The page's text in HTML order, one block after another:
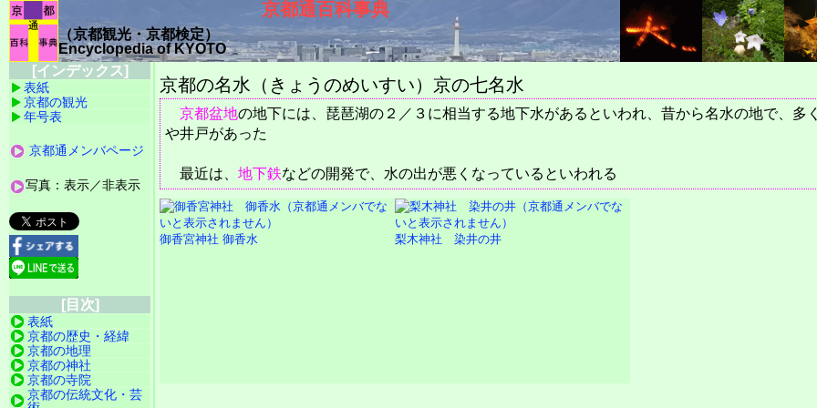
京都通百科事典
（京都観光・京都検定）
Encyclopedia of KYOTO
京都の名水（きょうのめいすい）京の七名水
京都盆地の地下には、琵琶湖の２／３に相当する地下水があるといわれ、昔から名水の地で、多
や井戸があった
最近は、 地下鉄などの開発で、水の出が悪くなっているといわれる
御香宮神社 御香水 梨木神社 染井の井
[インデックス]
表紙
京都の観光
年号表
京都通メンバページ
写真：表示／非表示
[目次]
表紙
京都の歴史・経緯
京都の地理
京都の神社
京都の寺院
京都の伝統文化・芸